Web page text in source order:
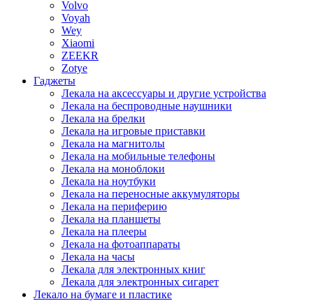
Volvo
Voyah
Wey
Xiaomi
ZEEKR
Zotye
Гаджеты
Лекала на аксессуары и другие устройства
Лекала на беспроводные наушники
Лекала на брелки
Лекала на игровые приставки
Лекала на магнитолы
Лекала на мобильные телефоны
Лекала на моноблоки
Лекала на ноутбуки
Лекала на переносные аккумуляторы
Лекала на периферию
Лекала на планшеты
Лекала на плееры
Лекала на фотоаппараты
Лекала на часы
Лекала для электронных книг
Лекала для электронных сигарет
Лекало на бумаге и пластике